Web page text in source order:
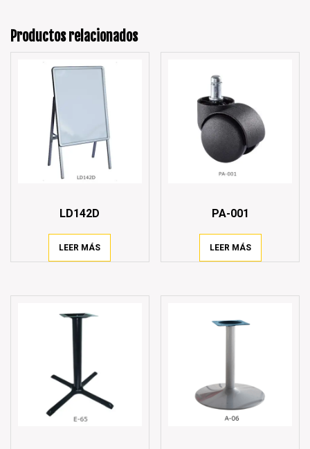
Productos relacionados
LD142D
LEER MÁS
PA-001
LEER MÁS